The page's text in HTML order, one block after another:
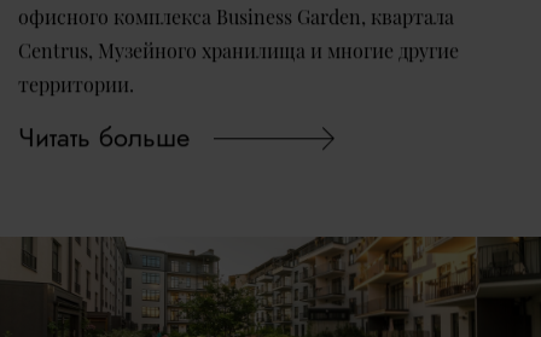
офисного комплекса Business Garden, квартала
Centrus, Музейного хранилища и многие другие
территории.
Читать больше